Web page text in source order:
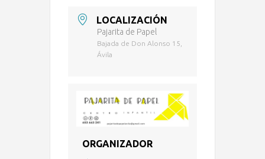
LOCALIZACIÓN
Pajarita de Papel
Bajada de Don Alonso 15,
Ávila
ORGANIZADOR